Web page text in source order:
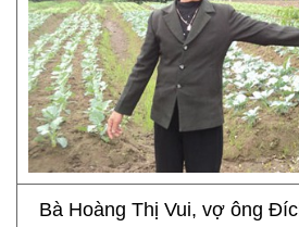
Bà Hoàng Thị Vui, vợ ông